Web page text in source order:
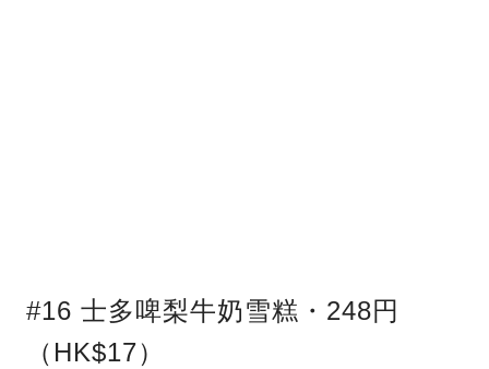
#16 士多啤梨牛奶雪糕・248円
（HK$17）